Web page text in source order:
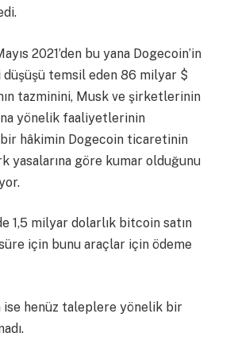
2021’den bu yana Dogecoin’in
düşüşü temsil eden 86 milyar $
tazminini, Musk ve şirketlerinin
yönelik faaliyetlerinin
hâkimin Dogecoin ticaretinin
yasalarına göre kumar olduğunu
1,5 milyar dolarlık bitcoin satın
süre için bunu araçlar için ödeme
ise henüz taleplere yönelik bir